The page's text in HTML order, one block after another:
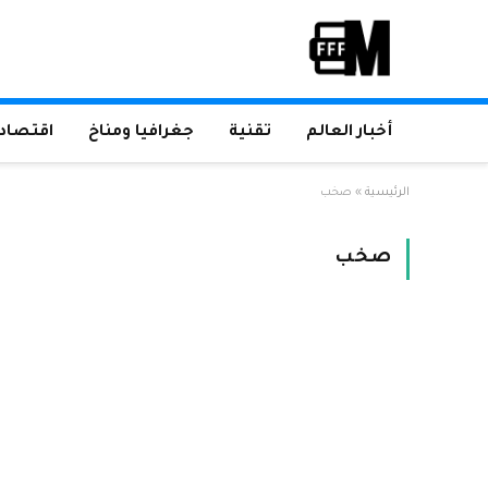
أخبار العالم تقنية جغرافيا ومناخ
الرئيسية » صخب
صخب